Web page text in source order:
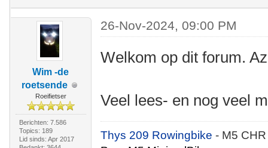
Wim -de
roetsende
Roeifietser
Berichten: 7.586
Topics: 189
Lid sinds: Apr 2017
26-Nov-2024, 09:00 PM
Welkom op dit forum.
Veel lees- en nog veel
Thys 209 Rowingbike- M5